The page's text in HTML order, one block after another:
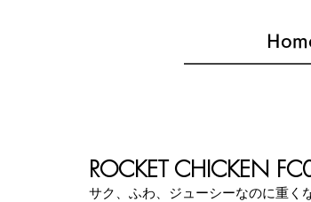
ROCKET CHICKEN
サク、ふわ、ジューシーなのに重く